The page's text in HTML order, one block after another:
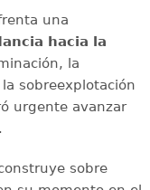
una
hacia la
la
sobreexplotación
urgente avanzar
sobre